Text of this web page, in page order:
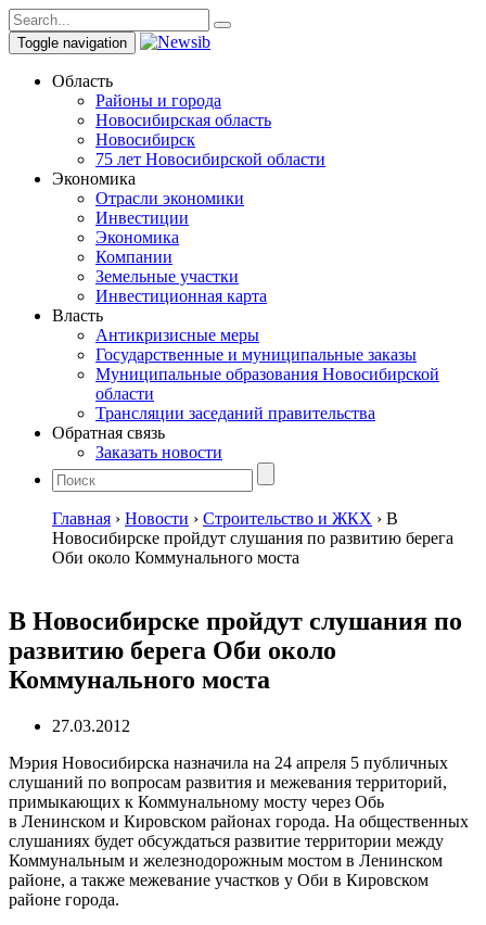
Toggle navigation
Область
Районы и города
Новосибирская область
Новосибирск
75 лет Новосибирской области
Экономика
Отрасли экономики
Инвестиции
Экономика
Компании
Земельные участки
Инвестиционная карта
Власть
Антикризисные меры
Государственные и муниципальные заказы
Муниципальные образования Новосибирской
области
Трансляции заседаний правительства
Обратная связь
Заказать новости
Главная › Новости › Строительство и ЖКХ › В
Новосибирске пройдут слушания по развитию берега
Оби около Коммунального моста
В Новосибирске пройдут слушания по
развитию берега Оби около
Коммунального моста
27.03.2012
Мэрия Новосибирска назначила на 24 апреля 5 публичных
слушаний по вопросам развития и межевания территорий,
примыкающих к Коммунальному мосту через Обь
в Ленинском и Кировском районах города. На общественных
слушаниях будет обсуждаться развитие территории между
Коммунальным и железнодорожным мостом в Ленинском
районе, а также межевание участков у Оби в Кировском
районе города.